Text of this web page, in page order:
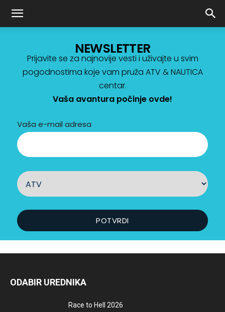
NEWSLETTER
Prijavite se za najnovije vesti i uživajte u svim
pogodnostima koje vam pruža ATV & NAUTICA
centar.
Vaša avantura počinje ovde!
Vaša e-mail adresa
ODABIR UREDNIKA
Race to Hell 2026